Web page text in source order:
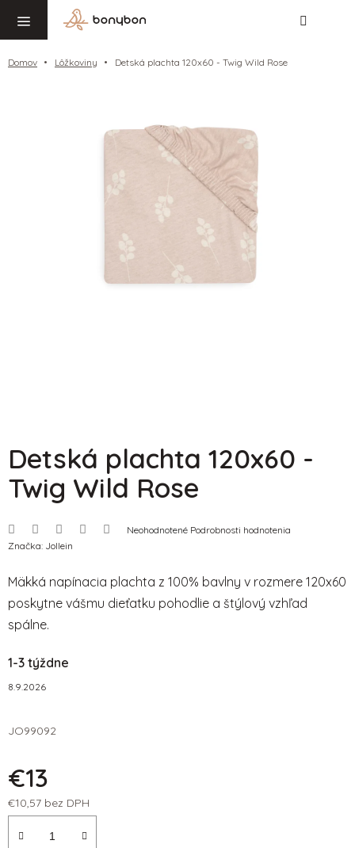
obsah
Domov Lôžkoviny Detská plachta 120x60 - Twig Wild Rose
Detská plachta 120x60 -
Twig Wild Rose
Priemerné
0,0
z
5
hviezdičiek.
Neohodnotené Podrobnosti hodnotenia
Značka: Jollein
Mäkká napínacia plachta z 100% bavlny v rozmere 120x60
poskytne vášmu dieťatku pohodlie a štýlový vzhľad
spálne.
1-3 týždne
8.9.2026
JO99092
€13
€10,57 bez DPH